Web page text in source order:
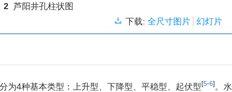
2 芦阳井孔柱状图
下载:全尺寸图片 幻灯片
为4种基本类型：上升型、下降型、平稳型、起伏型[5-6] 。水